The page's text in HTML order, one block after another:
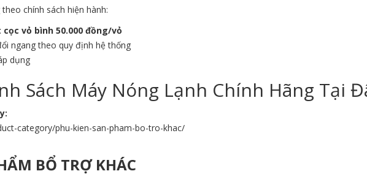
chính sách hiện hành:
vỏ bình 50.000 đồng/vỏ
ngang theo quy định hệ thống
dụng
Sách Máy Nóng Lạnh Chính Hãng Tại
category/phu-kien-san-pham-bo-tro-khac/
BỔ TRỢ KHÁC